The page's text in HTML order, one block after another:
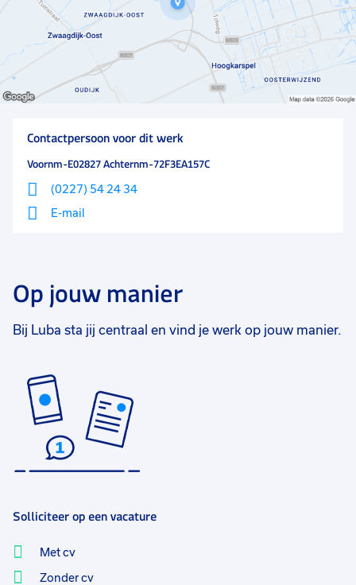
Contactpersoon voor dit werk
Voornm-E02827 Achternm-72F3EA157C
(0227) 54 24 34
E-mail
Op jouw manier
Bij Luba sta jij centraal en vind je werk op jouw manier.
Solliciteer op een vacature
Met cv
Zonder cv